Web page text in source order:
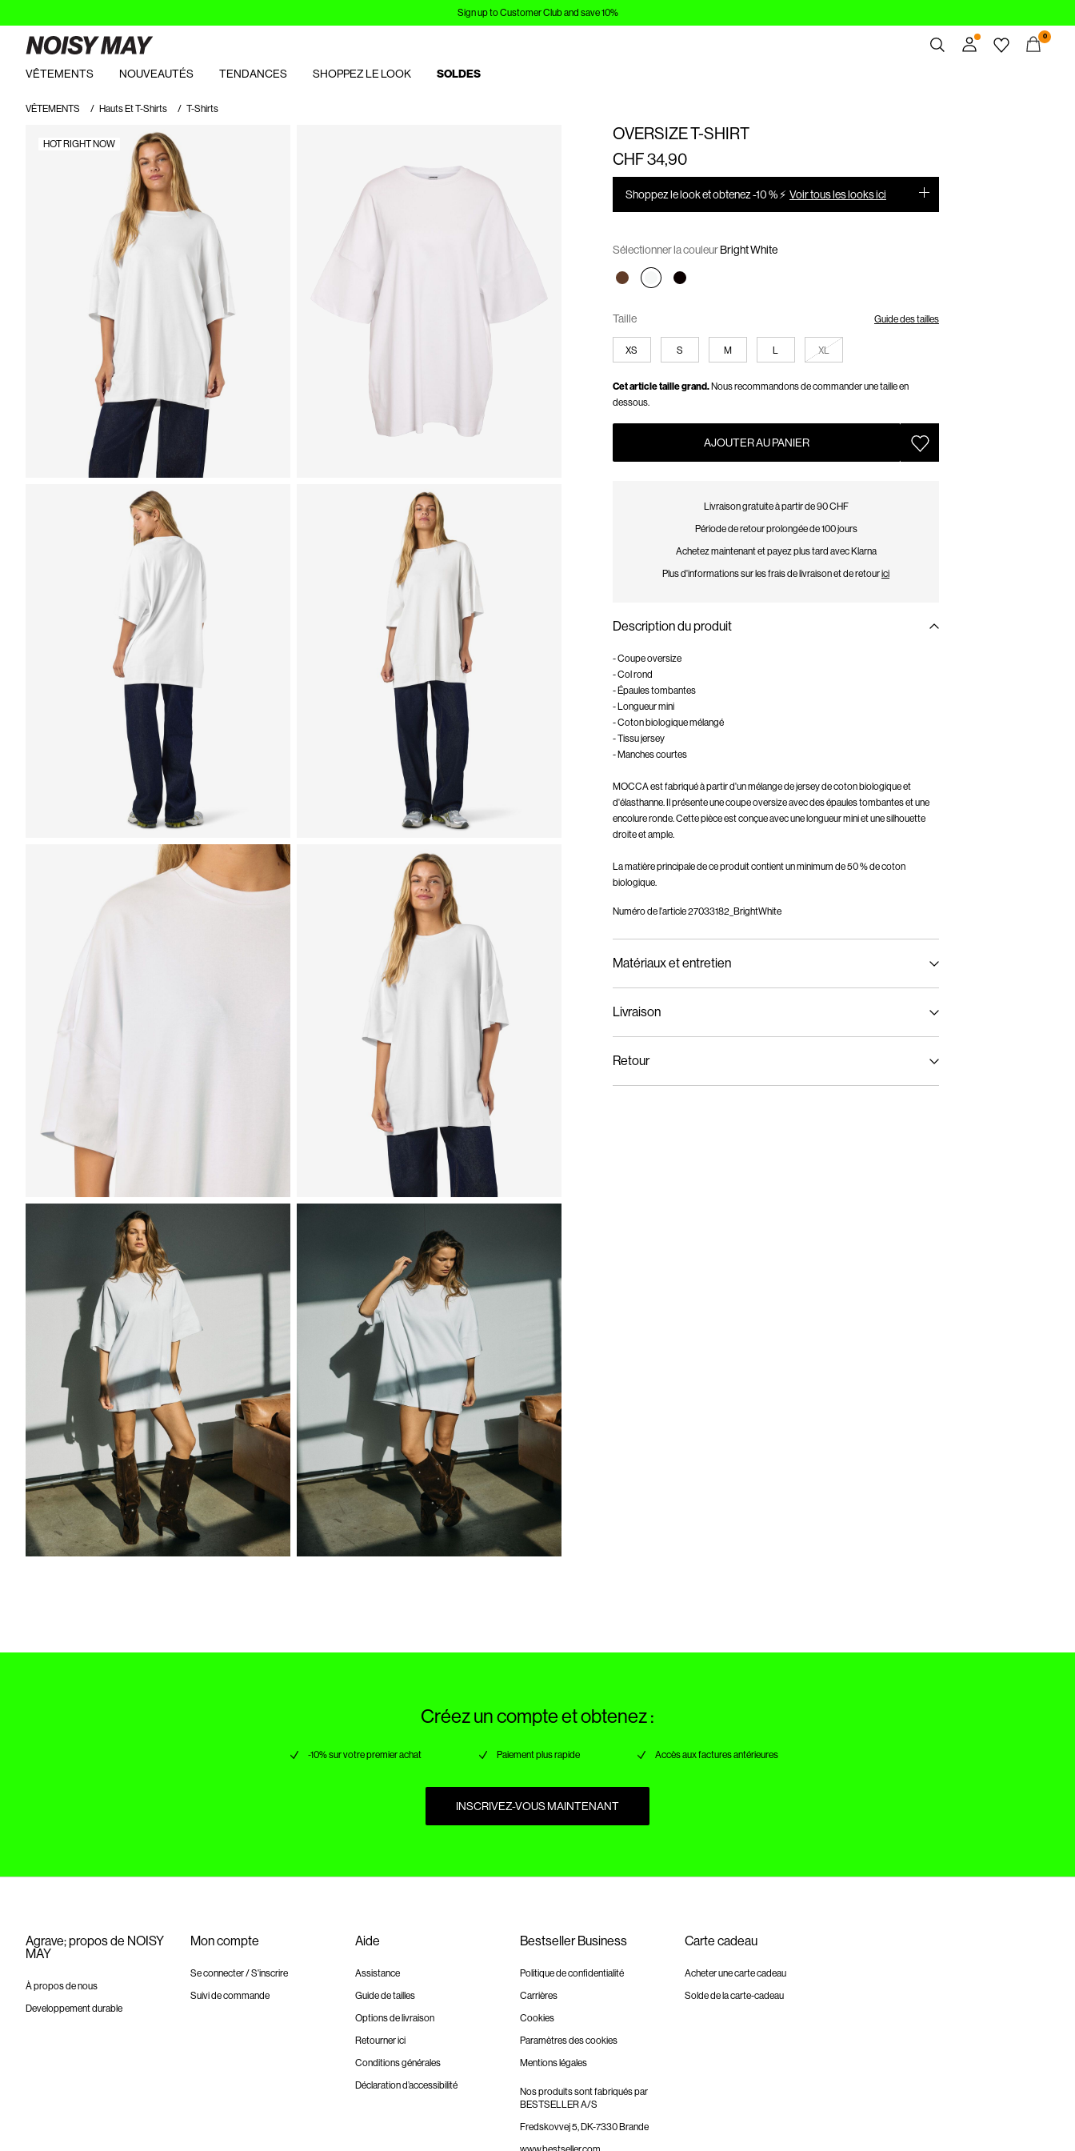
Sign up to Customer Club and save 10%
0
VÊTEMENTS NOUVEAUTÉS TENDANCES SHOPPEZ LE LOOK SOLDES
VÊTEMENTS Hauts Et T-Shirts T-Shirts
HOT RIGHT NOW
OVERSIZE T-SHIRT
CHF 34,90
Shoppez le look et obtenez -10 % ⚡ Voir tous les looks ici
Sélectionner la couleurBright White
Taille Guide des tailles
XS S M L XL
Cet article taille grand. Nous recommandons de commander une taille en
dessous.
AJOUTER AU PANIER
Livraison gratuite à partir de 90 CHF
Période de retour prolongée de 100 jours
Achetez maintenant et payez plus tard avec Klarna
Plus d'informations sur les frais de livraison et de retourici
Description du produit
- Coupe oversize
- Col rond
- Épaules tombantes
- Longueur mini
- Coton biologique mélangé
- Tissu jersey
- Manches courtes
MOCCA est fabriqué à partir d'un mélange de jersey de coton biologique et
d'élasthanne. Il présente une coupe oversize avec des épaules tombantes et une
encolure ronde. Cette pièce est conçue avec une longueur mini et une silhouette
droite et ample.
La matière principale de ce produit contient un minimum de 50 % de coton
biologique.
Numéro de l'article27033182_BrightWhite
Matériaux et entretien
Livraison
Retour
Créez un compte et obtenez :
-10% sur votre premier achat Paiement plus rapide Accès aux factures antérieures
INSCRIVEZ-VOUS MAINTENANT
Agrave; propos de NOISY
MAY
À propos de nous
Developpement durable
Mon compte
Se connecter / S'inscrire
Suivi de commande
Aide
Assistance
Guide de tailles
Options de livraison
Retourner ici
Conditions générales
Déclaration d’accessibilité
Bestseller Business
Politique de confidentialité
Carrières
Cookies
Paramètres des cookies
Mentions légales
Nos produits sont fabriqués par
BESTSELLER A/S
Fredskovvej 5, DK-7330 Brande
Carte cadeau
Acheter une carte cadeau
Solde de la carte-cadeau